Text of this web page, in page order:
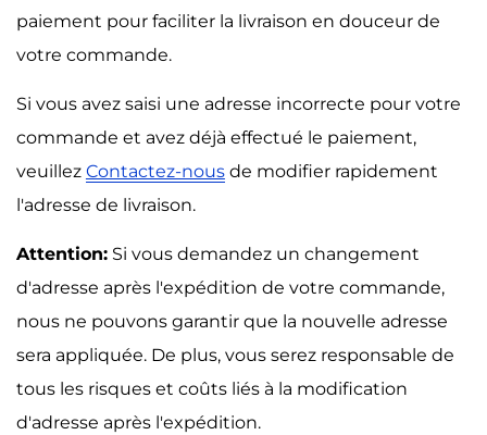
paiement pour faciliter la livraison en douceur de
votre commande.
Si vous avez saisi une adresse incorrecte pour votre
commande et avez déjà effectué le paiement,
veuillez Contactez-nousde modifier rapidement
l'adresse de livraison.
Attention:Si vous demandez un changement
d'adresse après l'expédition de votre commande,
nous ne pouvons garantir que la nouvelle adresse
sera appliquée. De plus, vous serez responsable de
tous les risques et coûts liés à la modification
d'adresse après l'expédition.